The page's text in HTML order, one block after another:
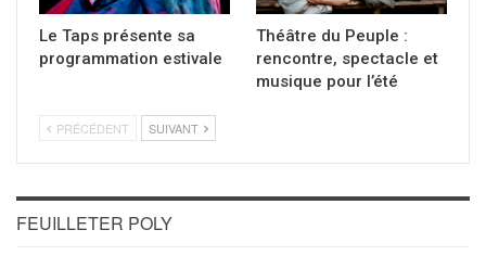
Le Taps présente sa
programmation estivale
Théâtre du Peuple :
rencontre, spectacle et
musique pour l’été
PRÉCÉDENT SUIVANT
FEUILLETER POLY